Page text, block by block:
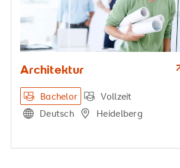
Architektur
Bachelor
Vollzeit
Deutsch
Heidelberg